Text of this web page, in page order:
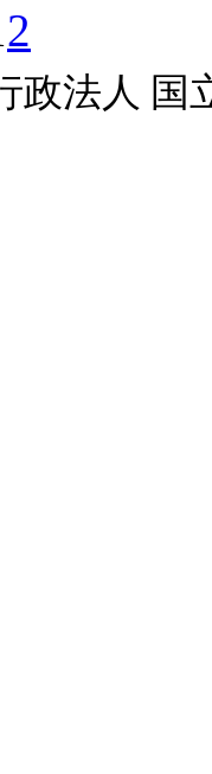
2
政法人 国